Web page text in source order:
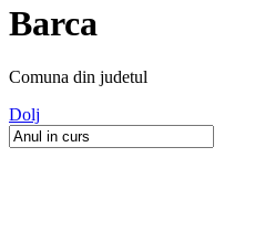
Barca
Comuna din judetul
Dolj